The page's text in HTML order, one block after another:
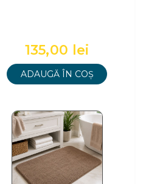
135,00 lei
ADAUGĂ ÎN COȘ